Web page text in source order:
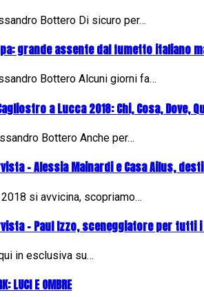
Bottero Di sicuro per…
grande assente dal fumetto italiano
Bottero Alcuni giorni fa…
a Lucca 2018: Chi, Cosa, Dove,
Bottero Anche per…
- Alessia Mainardi e Casa Ailus,
2018 si avvicina, scopriamo…
- Paul Izzo, sceneggiatore per tutti
in esclusiva su…
LUCI E OMBRE